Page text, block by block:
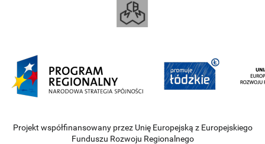
Projekt współfinansowany przez Unię Europejską z Europejskiego
Funduszu Rozwoju Regionalnego